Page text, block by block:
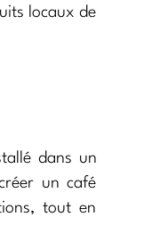
locaux de
dans un
un café
tout en